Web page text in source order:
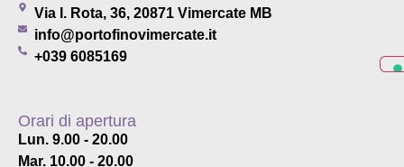
Via I. Rota, 36, 20871 Vimercate MB
info@portofinovimercate.it
+039 6085169
Orari di apertura
Lun. 9.00 - 20.00
Mar. 10.00 - 20.00